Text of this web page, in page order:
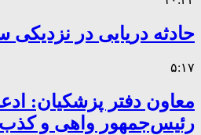
حادثه دریایی در
۵:۱۷
معاون دفتر پزشکیان:
رئیس‌جمهور واهی و